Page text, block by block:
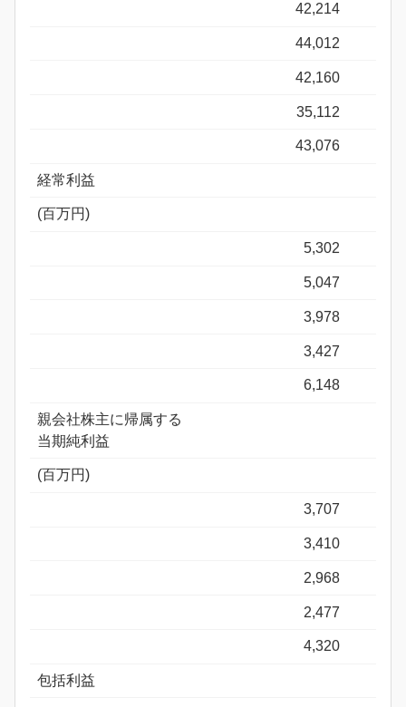
42,214
44,012
42,160
35,112
43,076
経常利益
(百万円)
5,302
5,047
3,978
3,427
6,148
親会社株主に帰属する
当期純利益
(百万円)
3,707
3,410
2,968
2,477
4,320
包括利益